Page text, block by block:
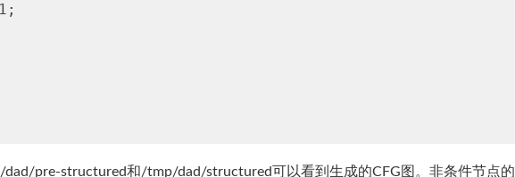
pre-structured和/tmp/dad/structured可以看到生成的CFG图。非条件节点